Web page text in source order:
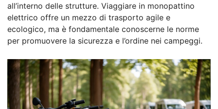
all’interno delle strutture. Viaggiare in monopattino
elettrico offre un mezzo di trasporto agile e
ecologico, ma è fondamentale conoscerne le norme
per promuovere la sicurezza e l’ordine nei campeggi.